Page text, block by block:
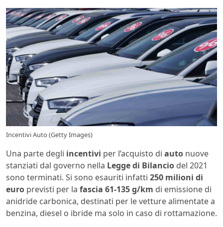
Incentivi Auto (Getty Images)
Una parte degli incentivi per l’acquisto di auto nuove
stanziati dal governo nella Legge di Bilancio del 2021
sono terminati. Si sono esauriti infatti 250 milioni di
euro previsti per la fascia 61-135 g/km di emissione di
anidride carbonica, destinati per le vetture alimentate a
benzina, diesel o ibride ma solo in caso di rottamazione.